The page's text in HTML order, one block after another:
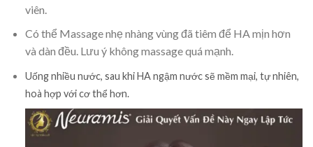
viên.
Có thể Massage nhẹ nhàng vùng đã tiêm để HA mịn hơn
và dàn đều. Lưu ý không massage quá mạnh.
Uống nhiều nước, sau khi HA ngậm nước sẽ mềm mại, tự nhiên,
hoà hợp với cơ thể hơn.